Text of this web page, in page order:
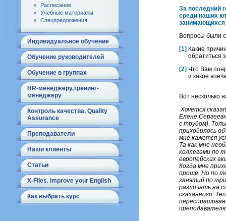
Расписание
Учебные материалы
Спецпредложения
Индивидуальное обучение
Обучение руководителей
Обучение в группах
HR-менеджеру,тренинг-
менеджеру
Контроль качества, Quality
Assurance
Преподаватели
Наши клиенты
Статьи
X-Files. Improve your English
Как выбрать курс
За последний
среди наших
занимающихся
Вопросы были
[1] Какие
обратиться
[2] Что Вам
и какое
Вот несколько
Хочется
Елене
с трудом).
приходилось
мне кажется
Та как мне
коллегами по
европейских
Когда мне
проще. Но по
занятий по
различать на
сказанного.